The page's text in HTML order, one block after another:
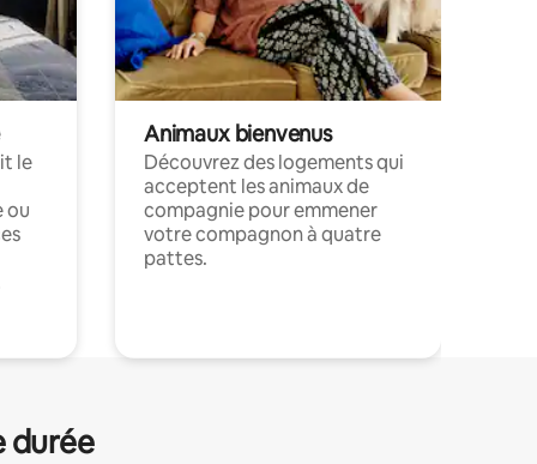
le
ou
Animaux bienvenus
Découvrez des logements qui
acceptent les animaux de
compagnie pour emmener
votre compagnon à quatre
pattes.
durée